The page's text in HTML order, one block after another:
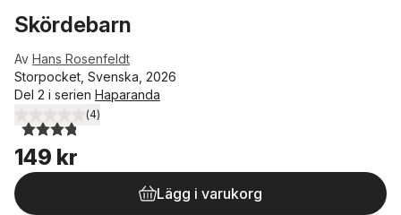
Skördebarn
Av Hans Rosenfeldt
Storpocket, Svenska, 2026
Del 2 i serien Haparanda
3,8utav 5 stjärnor. Totalt antal röster:
(4)
149 kr
Lägg i varukorg